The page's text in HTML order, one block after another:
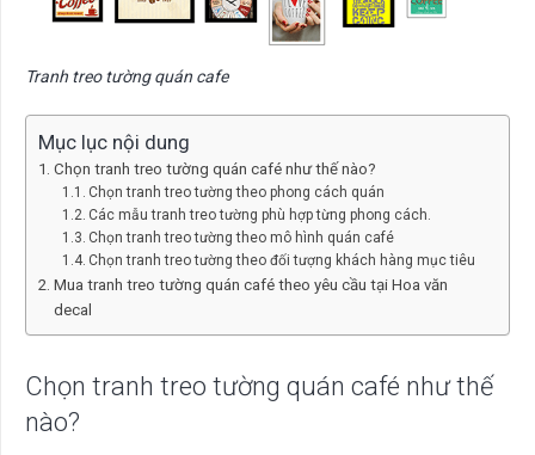
Tranh treo tường quán cafe
Mục lục nội dung
Chọn tranh treo tường quán café như thế nào?
Chọn tranh treo tường theo phong cách quán
Các mẫu tranh treo tường phù hợp từng phong cách.
Chọn tranh treo tường theo mô hình quán café
Chọn tranh treo tường theo đối tượng khách hàng mục tiêu
Mua tranh treo tường quán café theo yêu cầu tại Hoa văn
decal
Chọn tranh treo tường quán café như thế
nào?